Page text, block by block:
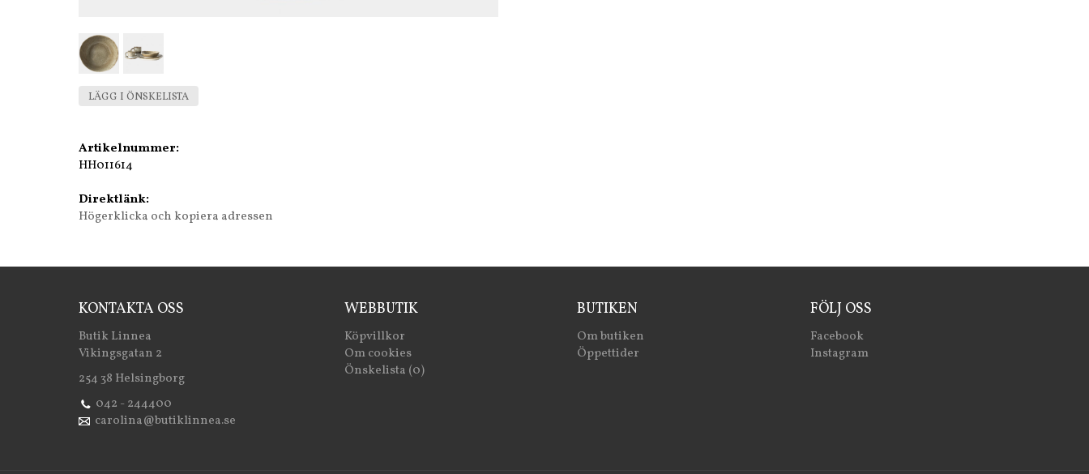
LÄGG I ÖNSKELISTA
Artikelnummer:
HH011614
Direktlänk:
Högerklicka och kopiera adressen
KONTAKTA OSS
Butik Linnea
Vikingsgatan 2
254 38 Helsingborg
042 - 244400
carolina@butiklinnea.se
WEBBUTIK
Köpvillkor
Om cookies
Önskelista (0)
BUTIKEN
Om butiken
Öppettider
FÖLJ OSS
Facebook
Instagram